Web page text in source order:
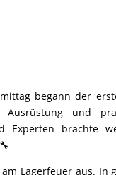
begann der
Ausrüstung und
Experten brachte
Lagerfeuer aus.